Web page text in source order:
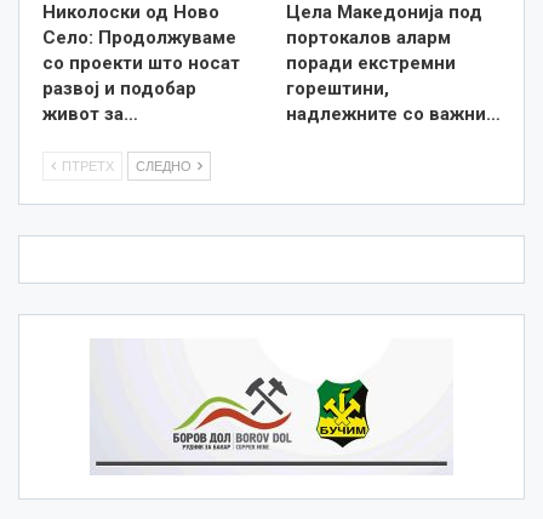
Николоски од Ново
Село: Продолжуваме
со проекти што носат
развој и подобар
живот за…
Цела Македонија под
портокалов аларм
поради екстремни
горештини,
надлежните со важни…
ПТРЕТХ СЛЕДНО